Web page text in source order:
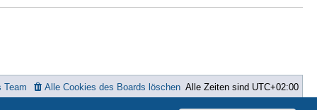
Alle Zeiten sind UTC+02:00
Alle Cookies des Boards löschen
Team